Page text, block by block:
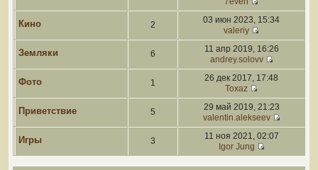
Кино 2
03 июн 2023, 15:34
valeriy
Земляки 6
11 апр 2019, 16:26
andrey.solovv
Фото 1
26 дек 2017, 17:48
Toxaz
Приветствие 5
29 май 2019, 21:23
valentin.alekseev
Игры 3
11 ноя 2021, 02:07
Igor Jung